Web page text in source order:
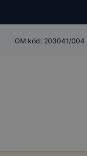
OM kód: 203041/004